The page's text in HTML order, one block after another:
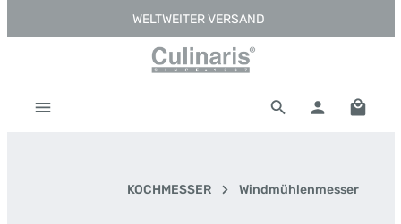
Zum Hauptinhalt springenWELTWEITER VERSAND
KOCHMESSER Windmühlenmesser